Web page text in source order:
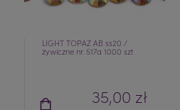
LIGHT TOPAZ AB ss20 /
żywiczne nr. 517a 1000 szt.
35,00 zł